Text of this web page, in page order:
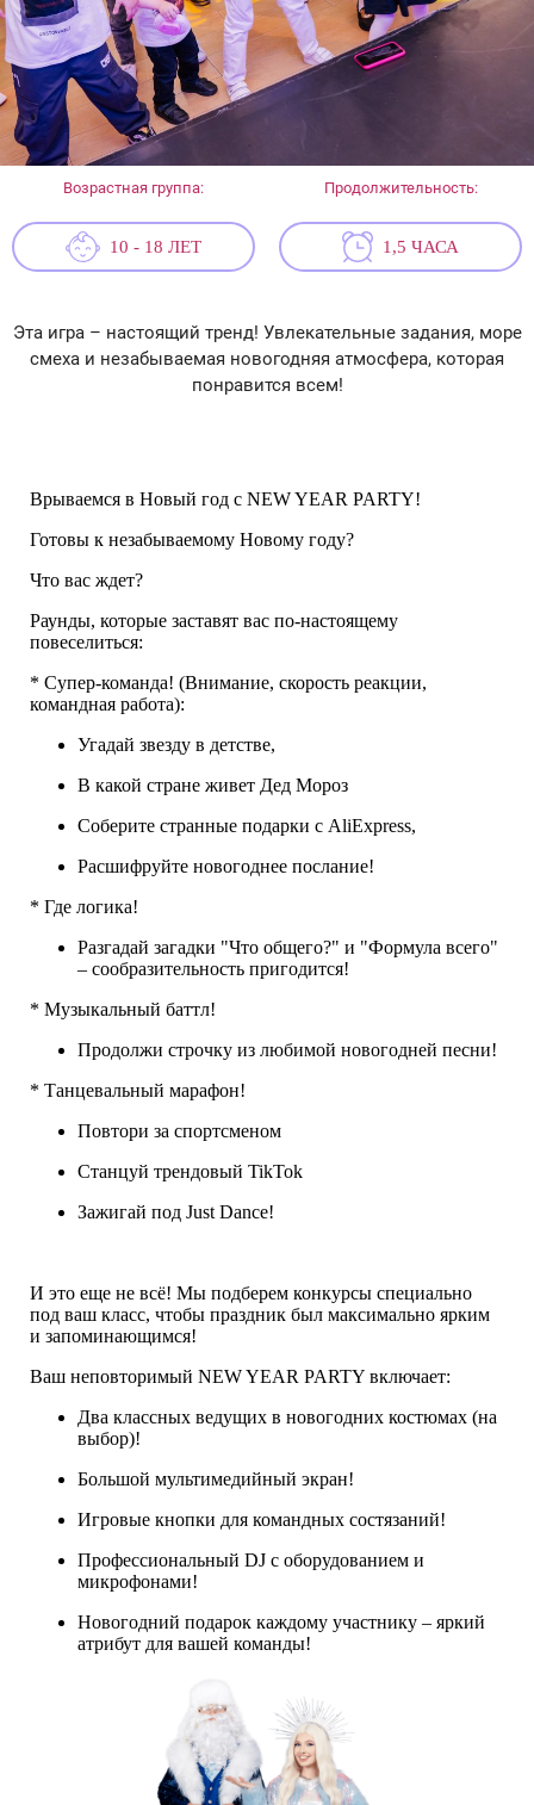
Эта игра – настоящий тренд! Увлекательные задания, море
смеха и незабываемая новогодняя атмосфера, которая
понравится всем!
Возрастная группа:
10 - 18 ЛЕТ
Продолжительность:
1,5 ЧАСА
Врываемся в Новый год с NEW YEAR PARTY!
Готовы к незабываемому Новому году?
Что вас ждет?
Раунды, которые заставят вас по-настоящему
повеселиться:
* Супер-команда! (Внимание, скорость реакции,
командная работа):
Угадай звезду в детстве,
В какой стране живет Дед Мороз
Соберите странные подарки с AliExpress,
Расшифруйте новогоднее послание!
* Где логика!
Разгадай загадки "Что общего?" и "Формула всего"
– сообразительность пригодится!
* Музыкальный баттл!
Продолжи строчку из любимой новогодней песни!
* Танцевальный марафон!
Повтори за спортсменом
Станцуй трендовый TikTok
Зажигай под Just Dance!
И это еще не всё! Мы подберем конкурсы специально
под ваш класс, чтобы праздник был максимально ярким
и запоминающимся!
Ваш неповторимый NEW YEAR PARTY включает:
Два классных ведущих в новогодних костюмах (на
выбор)!
Большой мультимедийный экран!
Игровые кнопки для командных состязаний!
Профессиональный DJ с оборудованием и
микрофонами!
Новогодний подарок каждому участнику – яркий
атрибут для вашей команды!